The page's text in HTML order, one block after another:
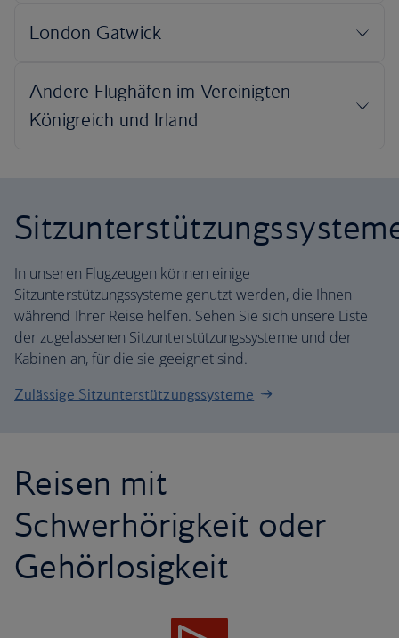
In unseren Flugzeugen können einige
Sitzunterstützungssysteme genutzt werden, die Ihnen
während Ihrer Reise helfen. Sehen Sie sich unsere Liste
der zugelassenen Sitzunterstützungssysteme und der
Kabinen an, für die sie geeignet sind.
Zulässige Sitzunterstützungssysteme
Reisen mit
Schwerhörigkeit oder
Gehörlosigkeit